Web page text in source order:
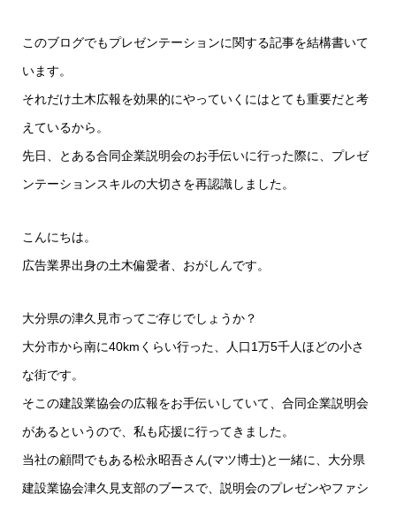
このブログでもプレゼンテーションに関する記事を結構書いて
います。
それだけ土木広報を効果的にやっていくにはとても重要だと考
えているから。
先日、とある合同企業説明会のお手伝いに行った際に、プレゼ
ンテーションスキルの大切さを再認識しました。
こんにちは。
広告業界出身の土木偏愛者、おがしんです。
大分県の津久見市ってご存じでしょうか？
大分市から南に40kmくらい行った、人口1万5千人ほどの小さ
な街です。
そこの建設業協会の広報をお手伝いしていて、合同企業説明会
があるというので、私も応援に行ってきました。
当社の顧問でもある松永昭吾さん(マツ博士)と一緒に、大分県
建設業協会津久見支部のブースで、説明会のプレゼンやファシ